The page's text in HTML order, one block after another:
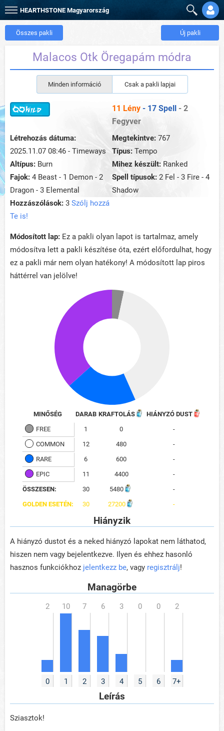
HEARTHSTONE Magyarország
Összes pakli Új pakli
Malacos Otk Öregapám módra
Minden információ Csak a pakli lapjai
11 Lény - 17 Spell - 2
Fegyver
Létrehozás dátuma:
2025.11.07 08:46 - Timeways
Megtekintve: 767
Típus: Tempo
Altípus: Burn Mihez készült: Ranked
Fajok: 4 Beast - 1 Demon - 2
Dragon - 3 Elemental
Spell típusok: 2 Fel - 3 Fire - 4
Shadow
Hozzászólások: 3 Szólj hozzá
Te is!
Módosított lap: Ez a pakli olyan lapot is tartalmaz, amely
módosítva lett a pakli készítése óta, ezért előfordulhat, hogy
ez a pakli már nem olyan hatékony! A módosított lap piros
háttérrel van jelölve!
MINŐSÉG DARAB KRAFTOLÁS
HIÁNYZÓ DUST
FREE
1 0
-
COMMON
12 480
-
RARE
6 600
-
EPIC
11 4400
-
ÖSSZESEN:
30 5480
-
GOLDEN ESETÉN:
30 27200 -
Hiányzik
A hiányzó dustot és a neked hiányzó lapokat nem láthatod,
hiszen nem vagy bejelentkezve. Ilyen és ehhez hasonló
hasznos funkciókhoz jelentkezz be, vagy regisztrálj!
Managörbe
0 1 2 3 4 5 6 7+
Leírás
Sziasztok!